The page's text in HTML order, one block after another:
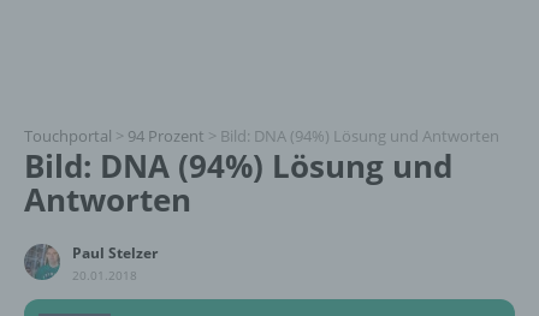
Touchportal > 94 Prozent > Bild: DNA (94%) Lösung und Antworten
Bild: DNA (94%) Lösung und
Antworten
Paul Stelzer
20.01.2018